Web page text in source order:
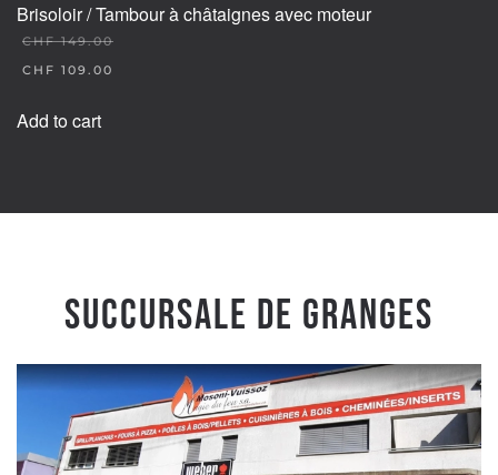
Brisoloir / Tambour à châtaignes avec moteur
CHF149.00
ORIGINAL
CHF 149.00.
CHF 109.00
IS:
Add to cart
Succursale de Granges